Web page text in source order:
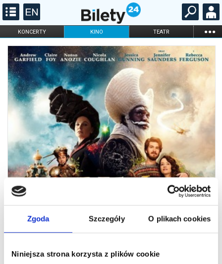
Zgoda Szczegóły O plikach cookies
Niniejsza strona korzysta z plików cookie
KONCERTY KINO TEATR ...
FILHARMONIA OPERA I BALET
STAND-UP
DLA DZIECI
ONLINE KARNETY